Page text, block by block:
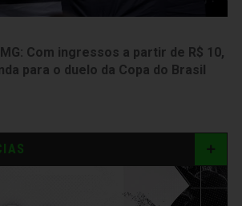
Com ingressos a partir de R$ 10,
para o duelo da Copa do Brasil